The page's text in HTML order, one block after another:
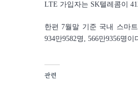
LTE 가입자는 SK텔레콤이
한편 7월말 기준 국내 스마
934만9582명, 566만9356명이
관련